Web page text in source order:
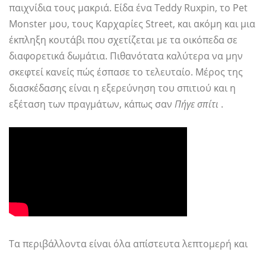
παιχνίδια τους μακριά. Είδα ένα Teddy Ruxpin, το Pet
Monster μου, τους Καρχαρίες Street, και ακόμη και μια
έκπληξη κουτάβι που σχετίζεται με τα οικόπεδα σε
διαφορετικά δωμάτια. Πιθανότατα καλύτερα να μην
σκεφτεί κανείς πώς έσπασε το τελευταίο. Μέρος της
διασκέδασης είναι η εξερεύνηση του σπιτιού και η
εξέταση των πραγμάτων, κάπως σαν Πήγε σπίτι .
Τα περιβάλλοντα είναι όλα απίστευτα λεπτομερή και